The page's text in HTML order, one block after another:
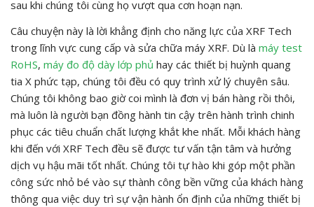
sau khi chúng tôi cùng họ vượt qua cơn hoạn nạn.
Câu chuyện này là lời khẳng định cho năng lực của XRF Tech
trong lĩnh vực cung cấp và sửa chữa máy XRF. Dù là máy test
RoHS, máy đo độ dày lớp phủ hay các thiết bị huỳnh quang
tia X phức tạp, chúng tôi đều có quy trình xử lý chuyên sâu.
Chúng tôi không bao giờ coi mình là đơn vị bán hàng rồi thôi,
mà luôn là người bạn đồng hành tin cậy trên hành trình chinh
phục các tiêu chuẩn chất lượng khắt khe nhất. Mỗi khách hàng
khi đến với XRF Tech đều sẽ được tư vấn tận tâm và hưởng
dịch vụ hậu mãi tốt nhất. Chúng tôi tự hào khi góp một phần
công sức nhỏ bé vào sự thành công bền vững của khách hàng
thông qua việc duy trì sự vận hành ổn định của những thiết bị